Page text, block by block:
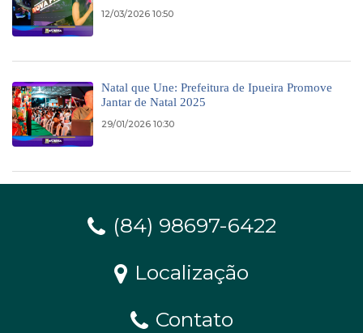
12/03/2026 10:50
Natal que Une: Prefeitura de Ipueira Promove
Jantar de Natal 2025
29/01/2026 10:30
(84) 98697-6422
Localização
Contato